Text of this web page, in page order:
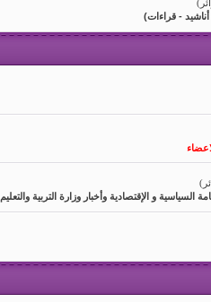
- قراءات)
السياسية و الإقتصادية وأخبار وزارة التربية والتعليم